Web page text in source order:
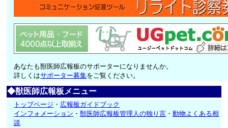
あなたも獣医師広報板のサポーターになりませんか。
詳しくはサポーター募集をご覧ください。
◆獣医師広報板メニュー
トップページ ・ 広報板ガイドブック
インフォメーション ・獣医師広報板管理人の独り言 ・動物よくある相
談